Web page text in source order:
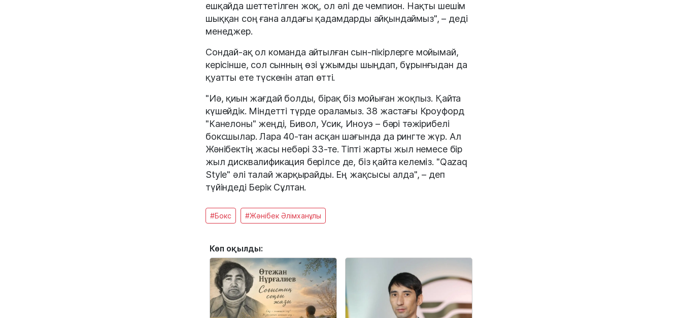
ешқайда шеттетілген жоқ, ол әлі де чемпион. Нақты шешім
шыққан соң ғана алдағы қадамдарды айқындаймыз", – деді
менеджер.
Сондай-ақ ол команда айтылған сын-пікірлерге мойымай,
керісінше, сол сынның өзі ұжымды шыңдап, бұрынғыдан да
қуатты ете түскенін атап өтті.
"Иә, қиын жағдай болды, бірақ біз мойыған жоқпыз. Қайта
күшейдік. Міндетті түрде ораламыз. 38 жастағы Кроуфорд
"Канелоны" жеңді, Бивол, Усик, Иноуэ – бәрі тәжірибелі
боксшылар. Лара 40-тан асқан шағында да рингте жүр. Ал
Жәнібектің жасы небәрі 33-те. Тіпті жарты жыл немесе бір
жыл дисквалификация берілсе де, біз қайта келеміз. "Qazaq
Style" әлі талай жарқырайды. Ең жақсысы алда", – деп
түйіндеді Берік Сұлтан.
#Бокс #Жәнібек Әлімханұлы
Көп оқылды: